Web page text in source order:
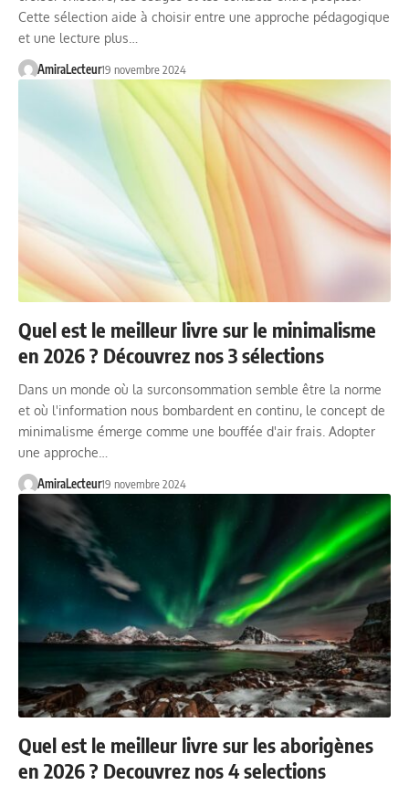
Cette sélection aide à choisir entre une approche pédagogique
et une lecture plus…
AmiraLecteur19 novembre 2024
Quel est le meilleur livre sur le minimalisme
en 2026 ? Découvrez nos 3 sélections
Dans un monde où la surconsommation semble être la norme
et où l'information nous bombardent en continu, le concept de
minimalisme émerge comme une bouffée d'air frais. Adopter
une approche…
AmiraLecteur19 novembre 2024
Quel est le meilleur livre sur les aborigènes
en 2026 ? Decouvrez nos 4 selections